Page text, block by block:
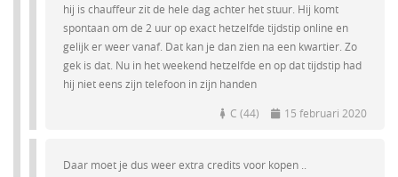
hij is chauffeur zit de hele dag achter het stuur. Hij komt
spontaan om de 2 uur op exact hetzelfde tijdstip online en
gelijk er weer vanaf. Dat kan je dan zien na een kwartier. Zo
gek is dat. Nu in het weekend hetzelfde en op dat tijdstip had
hij niet eens zijn telefoon in zijn handen
C (44) 15 februari 2020
Daar moet je dus weer extra credits voor kopen ..